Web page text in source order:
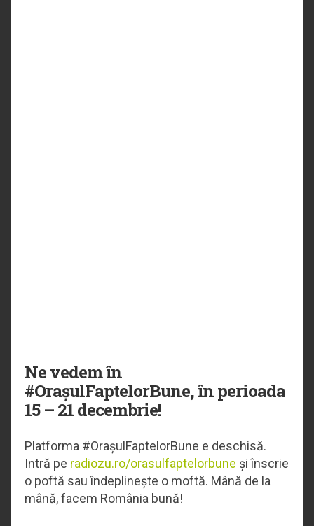
Ne vedem în
#OrașulFaptelorBune, în perioada
15 – 21 decembrie!
Platforma #OrașulFaptelorBune e deschisă.
Intră pe radiozu.ro/orasulfaptelorbune și înscrie
o poftă sau îndeplinește o moftă. Mână de la
mână, facem România bună!